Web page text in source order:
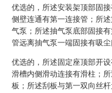
优选的，所述安装架顶部固
侧壁连通有第一连接管；所
气泵；所述抽气泵底部固接
管远离抽气泵一端固接有吸尘
优选的，所述固定座顶部开
滑槽内侧滑动连接有滑柱；
板；所述刮板与第一双向丝